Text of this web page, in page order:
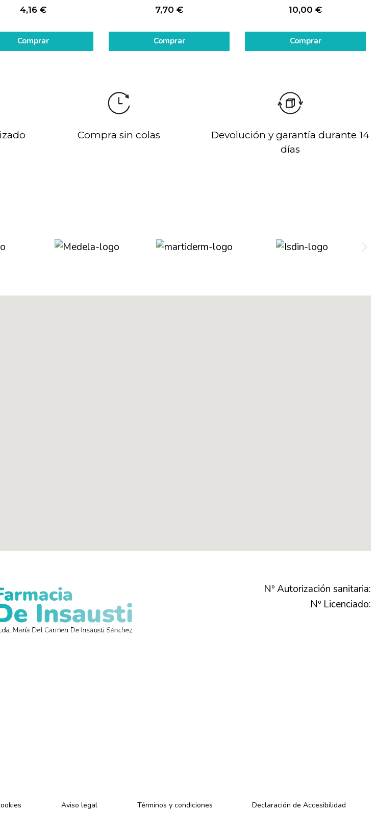
4,16 €
Comprar
7,70€
Comprar
10,00€
Comprar
Compra sin colas
Devolución y garantía durante 14
días
Nº Autorización sanitaria:
Nº Licenciado:
Aviso legal Términos y condiciones Declaración de Accesibilidad